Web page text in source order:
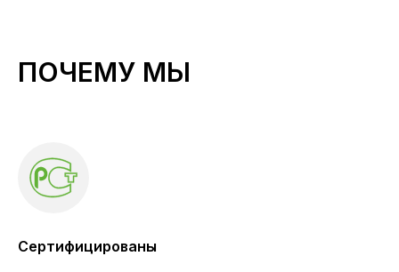
ПОЧЕМУ МЫ
Сертифицированы